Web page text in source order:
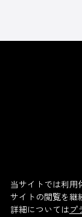
当サイトでは利用
サイトの閲覧を継
詳細についてはプ